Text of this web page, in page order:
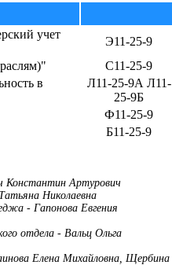
учет
Э11-25-9
С11-25-9
в
Л11-25-9А Л11-
25-9Б
Ф11-25-9
Б11-25-9
Константин Артурович
Николаевна
- Гапонова Евгения
отдела - Вальц Ольга
Елена Михайловна, Щербина